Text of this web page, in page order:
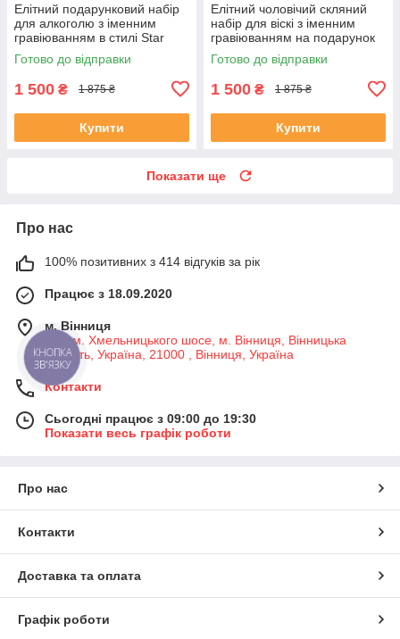
Елітний подарунковий набір
для алкоголю з іменним
гравіюванням в стилі Star
Wars, корпоративний
подарунок DS-0004
Готово до відправки
1 500 ₴ 1 875 ₴
Купити
Елітний чоловічий скляний
набір для віскі з іменним
гравіюванням на подарунок
шефу DS-0017
Готово до відправки
1 500 ₴ 1 875 ₴
Купити
Показати ще
Про нас
100% позитивних з 414 відгуків за рік
Працює з 18.09.2020
м. Вінниця
7-й км. Хмельницького шосе, м. Вінниця, Вінницька
область, Україна, 21000 , Вінниця, Україна
Контакти
Сьогодні працює з 09:00 до 19:30
Показати весь графік роботи
Про нас
Контакти
Доставка та оплата
Графік роботи
КНОПКА
ЗВ'ЯЗКУ